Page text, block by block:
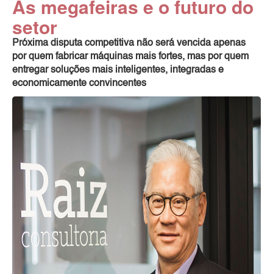
As megafeiras e o futuro do
setor
Próxima disputa competitiva não será vencida apenas
por quem fabricar máquinas mais fortes, mas por quem
entregar soluções mais inteligentes, integradas e
economicamente convincentes